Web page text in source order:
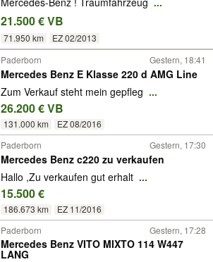
21.500 € VB
71.950 km EZ 02/2013
Paderborn Gestern, 18:41
Mercedes Benz E Klasse 220 d AMG Line
Zum Verkauf steht mein gepfleg ...
26.200 € VB
131.000 km EZ 08/2016
Paderborn Gestern, 17:30
Mercedes Benz c220 zu verkaufen
Hallo ,Zu verkaufen gut erhalt ...
15.500 €
186.673 km EZ 11/2016
Paderborn Gestern, 17:28
Mercedes Benz VITO MIXTO 114 W447
LANG